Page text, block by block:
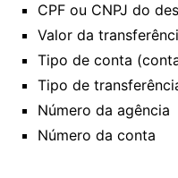
CPF ou CNPJ do
Valor da
Tipo de conta
Tipo de
Número da agência
Número da conta